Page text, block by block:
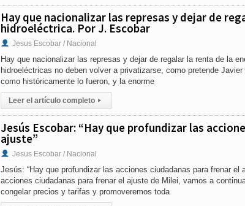
Hay que nacionalizar las represas y dejar de
hidroeléctrica. Por J. Escobar
Jesus Escobar / Nacional
Hay que nacionalizar las represas y dejar de regalar la renta de la
hidroeléctricas no deben volver a privatizarse, como pretende
como históricamente lo fueron, y la enorme
Leer el artículo completo ▸
Jesús Escobar: “Hay que profundizar las
ajuste”
Jesus Escobar / Nacional
Jesús: “Hay que profundizar las acciones ciudadanas para frenar el
acciones ciudadanas para frenar el ajuste de Milei, vamos a
congelar precios y tarifas y promoveremos toda